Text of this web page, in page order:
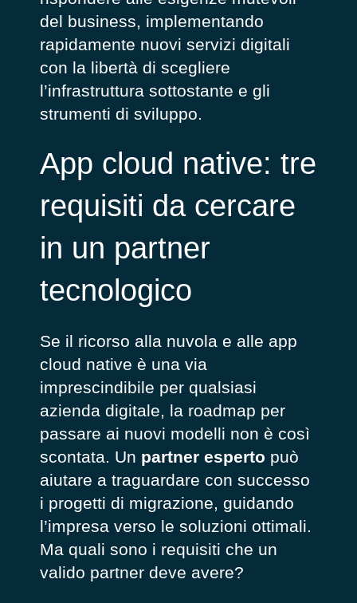
del business, implementando
rapidamente nuovi servizi digitali
con la libertà di scegliere
l’infrastruttura sottostante e gli
strumenti di sviluppo.
App cloud native: tre
requisiti da cercare
in un partner
tecnologico
Se il ricorso alla nuvola e alle app
cloud native è una via
imprescindibile per qualsiasi
azienda digitale, la roadmap per
passare ai nuovi modelli non è così
scontata. Un partner esperto può
aiutare a traguardare con successo
i progetti di migrazione, guidando
l’impresa verso le soluzioni ottimali.
Ma quali sono i requisiti che un
valido partner deve avere?